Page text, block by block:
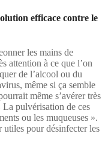
efficace contre le
les mains de
attention à ce que l’on
de l’alcool ou du
même si ça semble
même s’avérer très
La pulvérisation de ces
ou les muqueuses ».
utiles pour désinfecter les